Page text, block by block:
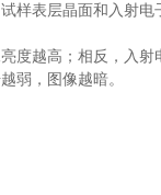
样表层晶面和入射电
度越高；相反，入射
弱，图像越暗。